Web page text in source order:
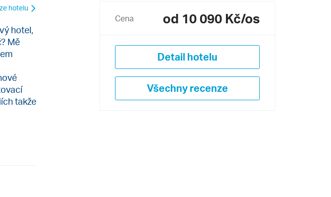
Cena od 10 090 Kč/os
Detail hotelu
Všechny recenze
hotelu
hotel,
Mě
takže